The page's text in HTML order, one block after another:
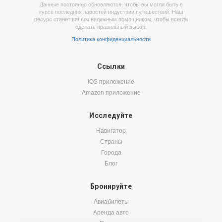
Данные постоянно обновляются, чтобы вы могли быть в
курсе последних новостей индустрии путешествий. Наш
ресурс станет вашим надежным помощником, чтобы всегда
сделать правильный выбор.
Политика конфиденциальности
Ссылки
IOS приложение
Amazon приложение
Исследуйте
Навигатор
Страны
Города
Блог
Бронируйте
Авиабилеты
Аренда авто